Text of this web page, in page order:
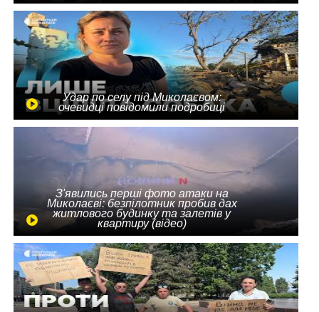
Удар по селу під Миколаєвом:
очевидці повідомили подробиці
З'явились перші фото атаки на
Миколаєві: безпілотник пробив дах
житлового будинку та залетів у
квартиру (відео)